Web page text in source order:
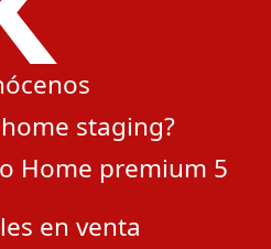
staging?
Home premium 5
en venta